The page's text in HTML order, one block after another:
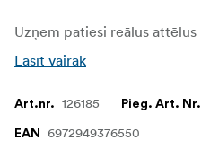
Lasīt vairāk
Art.nr. 126185 Pieg. Art. Nr.
EAN 6972949376550